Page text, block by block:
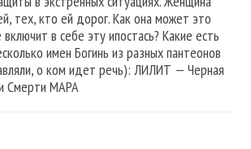
тех, кто ей дорог. Как она может это
в себе эту ипостась? Какие есть
имен Богинь из разных пантеонов
о ком идет речь): ЛИЛИТ — Черная
Смерти МАРА